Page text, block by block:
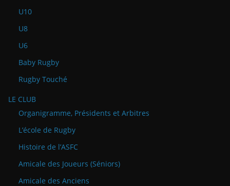
U10
U8
U6
Baby Rugby
Rugby Touché
LE CLUB
Organigramme, Présidents et Arbitres
L’école de Rugby
Histoire de l’ASFC
Amicale des Joueurs (Séniors)
Amicale des Anciens